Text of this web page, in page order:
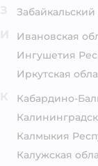
Забайкальский
Ивановская
Ингушетия
Иркутская
Кабардино-
Калмыкия
Калужская